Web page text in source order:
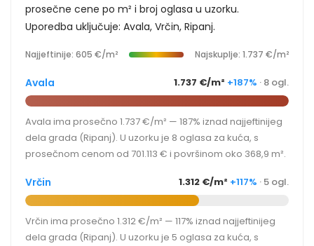
prosečne cene po m² i broj oglasa u uzorku.
Uporedba uključuje: Avala, Vrčin, Ripanj.
Najjeftinije: 605 €/m² Najskuplje: 1.737 €/m²
Avala 1.737 €/m² +187% · 8 ogl.
Avala ima prosečno 1.737 €/m² — 187% iznad najjeftinijeg
dela grada (Ripanj). U uzorku je 8 oglasa za kuća, s
prosečnom cenom od 701.113 € i površinom oko 368,9 m².
Vrčin 1.312 €/m² +117% · 5 ogl.
Vrčin ima prosečno 1.312 €/m² — 117% iznad najjeftinijeg
dela grada (Ripanj). U uzorku je 5 oglasa za kuća, s